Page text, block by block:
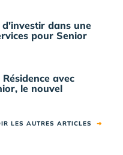
dans une
pour Senior
avec
le nouvel
LES AUTRES ARTICLES ➜